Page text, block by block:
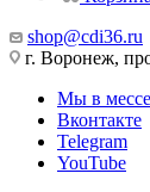
shop@cdi36.ru
г. Воронеж,
Мы в
Вконтакте
Telegram
YouTube